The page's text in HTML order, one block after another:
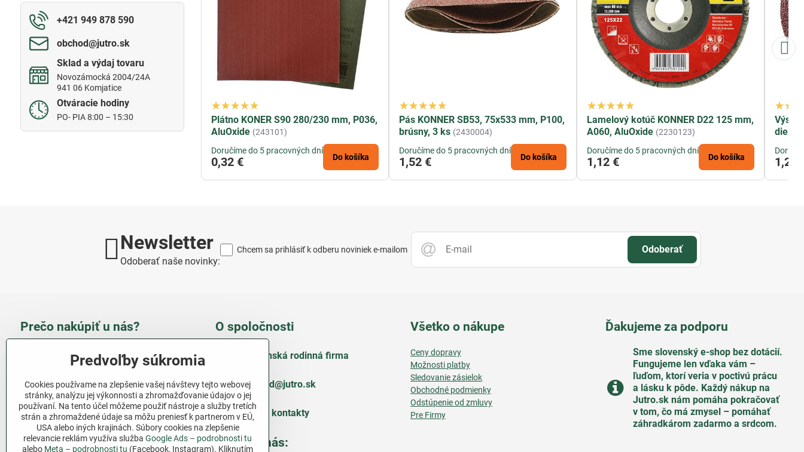
Plátno KONER S90 280/230 mm, P036,
AluOxide (243101)
Doručíme do 5 pracovných dní
0,32 € Do košíka
Pás KONNER SB53, 75x533 mm, P100,
brúsny, 3 ks (2430004)
Doručíme do 5 pracovných dní
1,52 € Do košíka
Lamelový kotúč KONNER D22 125 mm,
A060, AluOxide (2230123)
Doručíme do 5 pracovných dní
1,12 € Do košíka
Výsek
dier,
1,28
+421 949 878 590
obchod​@jutro​.sk
Sklad a výdaj tovaru
Novozámocká 2004/24A
941 06 Komjatice
Otváracie hodiny
PO- PIA 8:00 – 15:30
Newsletter
Odoberať naše novinky:
Odoberať
Chcem sa prihlásiť k odberu noviniek e-mailom
Prečo nakúpiť u nás?
Takmer 100 % spokojných
zákazníkov
Nízka cena produktov - ušetríte
Rýchla komunikácia - mail
Pri nákupe nad 69 € doprava
O spoločnosti
Slovenská rodinná firma
obchod​@jutro​.sk
Ďalšie kontakty
Sledujte nás:
Všetko o nákupe
Ceny dopravy
Možnosti platby
Sledovanie zásielok
Obchodné podmienky
Odstúpenie od zmluvy
Pre Firmy
Ďakujeme za podporu
Sme slovenský e-shop bez dotácií​.
Fungujeme len vďaka vám –
ľuďom, ktorí veria v poctivú prácu
a lásku k pôde​. Každý nákup na
Jutro​.sk nám pomáha pokračovať
v tom, čo má zmysel – pomáhať
záhradkárom zadarmo a srdcom​.
Predvoľby súkromia
Cookies používame na zlepšenie vašej návštevy tejto webovej
stránky, analýzu jej výkonnosti a zhromažďovanie údajov o jej
používaní. Na tento účel môžeme použiť nástroje a služby tretích
strán a zhromaždené údaje sa môžu preniesť k partnerom v EÚ,
USA alebo iných krajinách. Súbory cookies na zlepšenie
relevancie reklám využíva služba Google Ads – podrobnosti tu
alebo Meta – podrobnosti tu (Facebook, Instagram). Kliknutím